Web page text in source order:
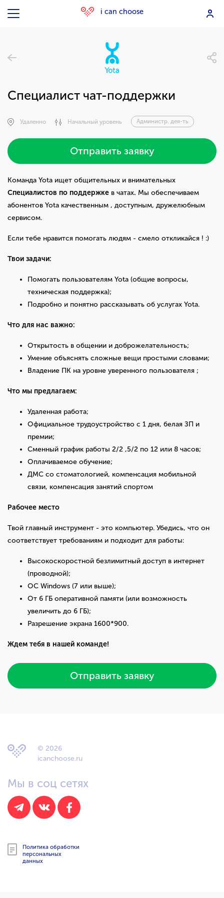
i can choose
Специалист чат-поддержки
Удаленно Начальный уровень Администр. дея-ть
Отправить заявку
Команда Yota ищет общительных и внимательных
Специалистов по поддержке в чатах. Мы обеспечиваем
абонентов Yota качественным , доступным, дружелюбным
сервисом.
Если тебе нравится помогать людям - смело откликайся ! :)
Твои задачи:
Помогать пользователям Yota (общие вопросы,
техническая поддержка);
Подробно и понятно рассказывать об услугах Yota.
Что для нас важно:
Открытость в общении и доброжелательность;
Умение объяснять сложные вещи простыми словами;
Владение ПК на уровне уверенного пользователя ;
Что мы предлагаем:
Удаленная работа;
Официальное трудоустройство с 1 дня, белая ЗП и
премии;
Сменный график работы 2/2 ,5/2 по 12 или 8 часов;
Оплачиваемое обучение;
ДМС со стоматологией, компенсация мобильной
связи, компенсация занятий спортом
Рабочее место
Твой главный инструмент - это компьютер. Убедись, что он
соответствует требованиям и подходит для работы:
Высокоскоростной безлимитный доступ в интернет
(проводной);
ОС Windows (7 или выше);
От 6 ГБ оперативной памяти (или возможность
увеличить до 6 ГБ);
Разрешение экрана 1600*900.
Ждем тебя в нашей команде!
Отправить заявку
© 2026
icanchoose.ru
Мы в соц сетях
Политика обработки
персональных
данных